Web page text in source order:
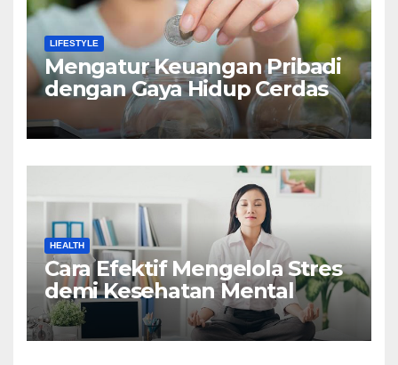
LIFESTYLE
Mengatur Keuangan Pribadi
dengan Gaya Hidup Cerdas
HEALTH
Cara Efektif Mengelola Stres
demi Kesehatan Mental